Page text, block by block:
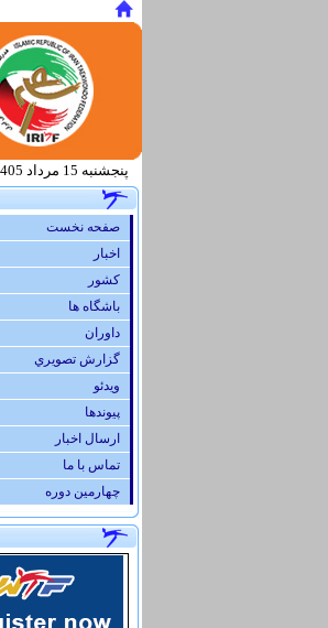
پنجشنبه 15 مرداد 1405
صفحه نخست
اخبار
كشور
باشگاه ها
داوران
گزارش تصويري
ویدئو
پيوندها
ارسال اخبار
تماس با ما
چهارمین دوره